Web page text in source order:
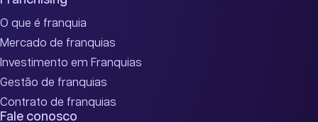
O que é franquia
Mercado de franquias
Investimento em Franquias
Gestão de franquias
Contrato de franquias
Fale conosco